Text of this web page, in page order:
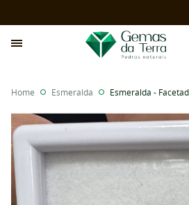
Home Esmeralda Esmeralda -